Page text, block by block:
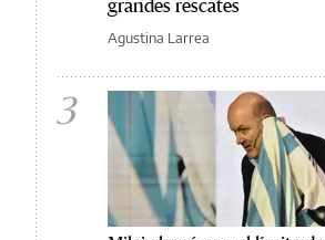
Agustina Larrea
3